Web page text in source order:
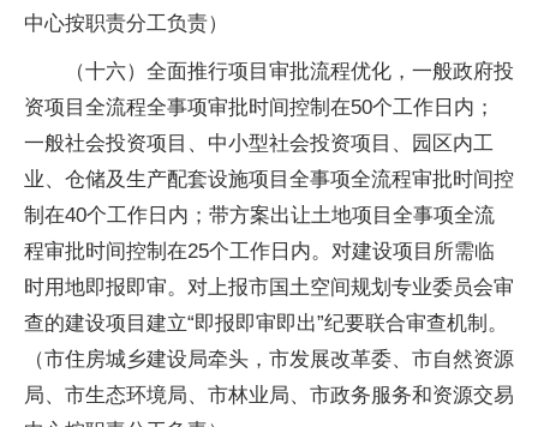
中心按职责分工负责）
（十六）全面推行项目审批流程优化，一般政府投
资项目全流程全事项审批时间控制在50个工作日内；
一般社会投资项目、中小型社会投资项目、园区内工
业、仓储及生产配套设施项目全事项全流程审批时间控
制在40个工作日内；带方案出让土地项目全事项全流
程审批时间控制在25个工作日内。对建设项目所需临
时用地即报即审。对上报市国土空间规划专业委员会审
查的建设项目建立“即报即审即出”纪要联合审查机制。
（市住房城乡建设局牵头，市发展改革委、市自然资源
局、市生态环境局、市林业局、市政务服务和资源交易